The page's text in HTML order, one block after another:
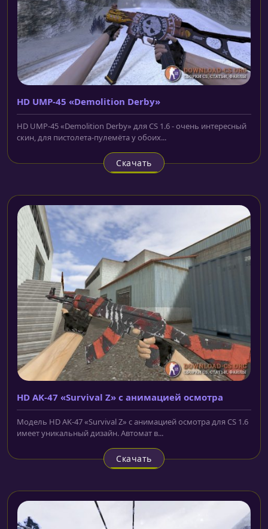
HD UMP-45 «Demolition Derby»
HD UMP-45 «Demolition Derby» для CS 1.6 - очень интересный
скин, для пистолета-пулемёта у обоих...
Скачать
HD AK-47 «Survival Z» с анимацией осмотра
Модель HD AK-47 «Survival Z» с анимацией осмотра для CS 1.6
имеет уникальный дизайн. Автомат в...
Скачать